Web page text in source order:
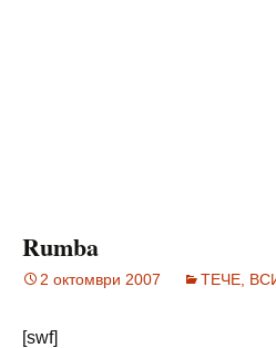
Rumba
2 октомври 2007 ТЕЧЕ,
[swf]